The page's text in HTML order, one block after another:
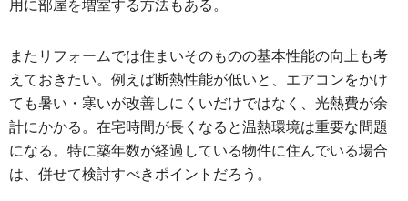
用に部屋を増室する方法もある。
またリフォームでは住まいそのものの基本性能の向上も考
えておきたい。例えば断熱性能が低いと、エアコンをかけ
ても暑い・寒いが改善しにくいだけではなく、光熱費が余
計にかかる。在宅時間が長くなると温熱環境は重要な問題
になる。特に築年数が経過している物件に住んでいる場合
は、併せて検討すべきポイントだろう。